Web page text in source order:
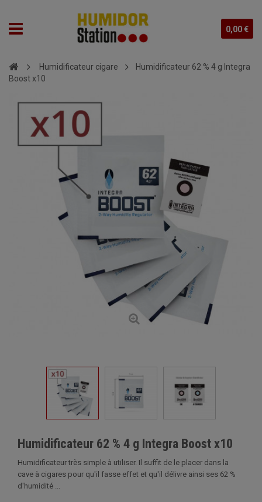
0,00 €
Humidificateur cigare
Humidificateur 62 % 4 g Integra
Boost x10
Humidificateur 62 % 4 g Integra Boost x10
Humidificateur très simple à utiliser. Il suffit de le placer dans la
cave à cigares pour qu'il fasse effet et qu'il délivre ainsi ses 62 %
d'humidité ...